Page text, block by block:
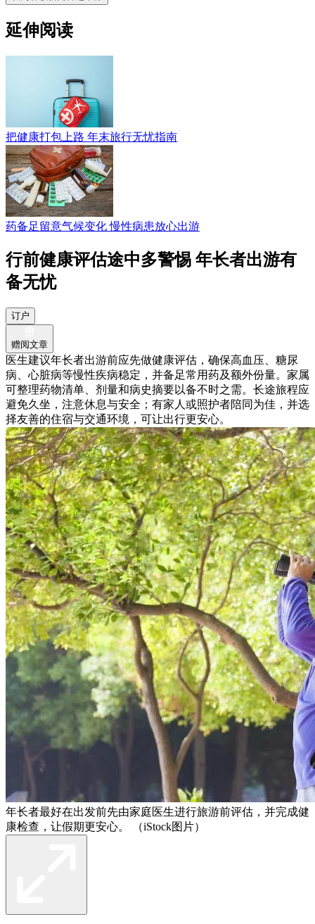
延伸阅读
把健康打包上路 年末旅行无忧指南
药备足留意气候变化 慢性病患放心出游
行前健康评估途中多警惕 年长者出游有
备无忧
订户
赠阅文章
医生建议年长者出游前应先做健康评估，确保高血压、糖尿
病、心脏病等慢性疾病稳定，并备足常用药及额外份量。家属
可整理药物清单、剂量和病史摘要以备不时之需。长途旅程应
避免久坐，注意休息与安全；有家人或照护者陪同为佳，并选
择友善的住宿与交通环境，可让出行更安心。
年长者最好在出发前先由家庭医生进行旅游前评估，并完成健
康检查，让假期更安心。 （iStock图片）